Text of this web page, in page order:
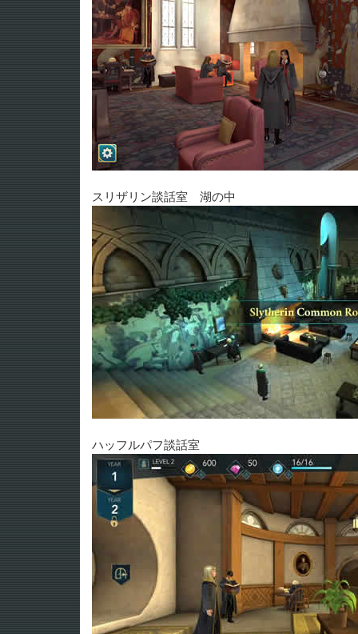
スリザリン談話室 湖の中
ハッフルパフ談話室